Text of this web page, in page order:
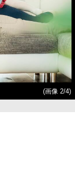
(画像 2/4)